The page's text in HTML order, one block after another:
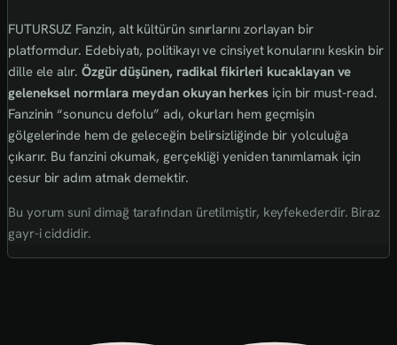
FUTURSUZ Fanzin, alt kültürün sınırlarını zorlayan bir
platformdur. Edebiyatı, politikayı ve cinsiyet konularını keskin bir
dille ele alır. Özgür düşünen, radikal fikirleri kucaklayan ve
geleneksel normlara meydan okuyan herkes için bir must‑read.
Fanzinin “sonuncu defolu” adı, okurları hem geçmişin
gölgelerinde hem de geleceğin belirsizliğinde bir yolculuğa
çıkarır. Bu fanzini okumak, gerçekliği yeniden tanımlamak için
cesur bir adım atmak demektir.
Bu yorum sunî dimağ tarafından üretilmiştir, keyfekederdir. Biraz
gayr-i ciddidir.